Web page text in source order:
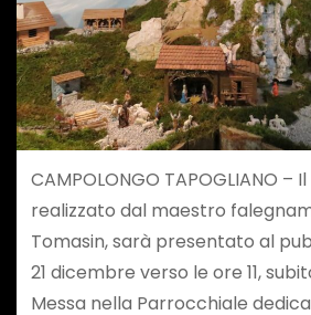
CAMPOLONGO TAPOGLIANO –
realizzato dal maestro
Tomasin, sarà presentato al
21 dicembre verso le ore 11,
Messa nella Parrocchiale